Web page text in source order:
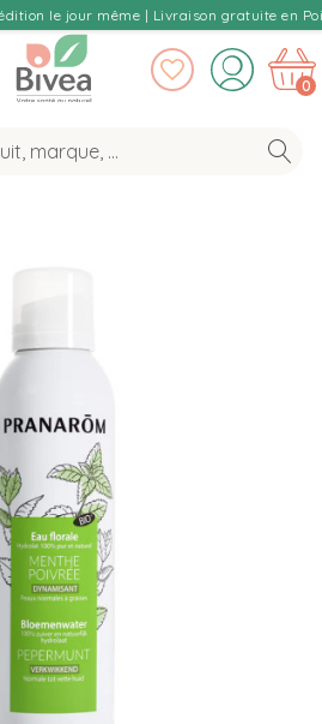
le jour même | Livraison gratuite en
0